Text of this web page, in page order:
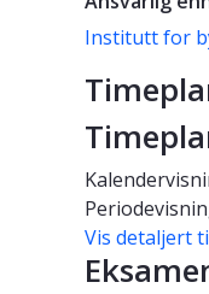
Institutt for
Vis detaljert